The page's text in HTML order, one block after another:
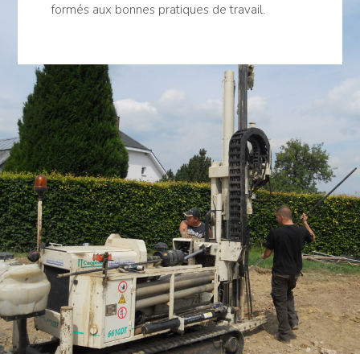
formés aux bonnes pratiques de travail.